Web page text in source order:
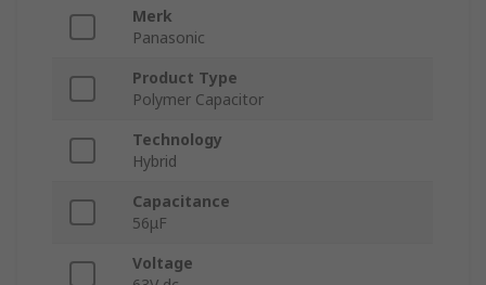
Merk
Panasonic
Product Type
Polymer Capacitor
Technology
Hybrid
Capacitance
56μF
Voltage